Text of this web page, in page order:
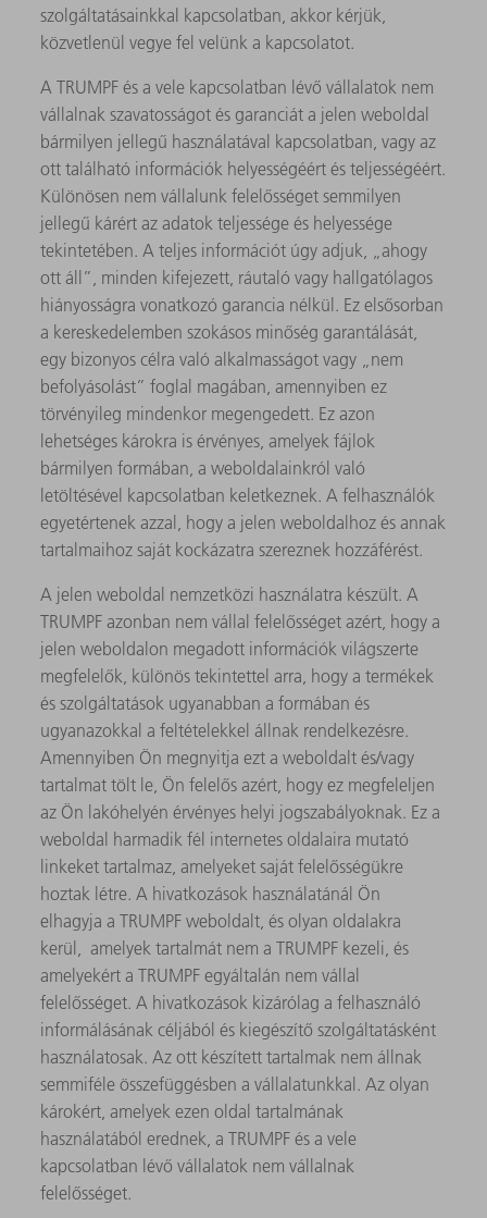
szolgáltatásainkkal kapcsolatban, akkor kérjük,
közvetlenül vegye fel velünk a kapcsolatot.
A TRUMPF és a vele kapcsolatban lévő vállalatok nem
vállalnak szavatosságot és garanciát a jelen weboldal
bármilyen jellegű használatával kapcsolatban, vagy az
ott található információk helyességéért és teljességéért.
Különösen nem vállalunk felelősséget semmilyen
jellegű kárért az adatok teljessége és helyessége
tekintetében. A teljes információt úgy adjuk, „ahogy
ott áll”, minden kifejezett, ráutaló vagy hallgatólagos
hiányosságra vonatkozó garancia nélkül. Ez elsősorban
a kereskedelemben szokásos minőség garantálását,
egy bizonyos célra való alkalmasságot vagy „nem
befolyásolást” foglal magában, amennyiben ez
törvényileg mindenkor megengedett. Ez azon
lehetséges károkra is érvényes, amelyek fájlok
bármilyen formában, a weboldalainkról való
letöltésével kapcsolatban keletkeznek. A felhasználók
egyetértenek azzal, hogy a jelen weboldalhoz és annak
tartalmaihoz saját kockázatra szereznek hozzáférést.
A jelen weboldal nemzetközi használatra készült. A
TRUMPF azonban nem vállal felelősséget azért, hogy a
jelen weboldalon megadott információk világszerte
megfelelők, különös tekintettel arra, hogy a termékek
és szolgáltatások ugyanabban a formában és
ugyanazokkal a feltételekkel állnak rendelkezésre.
Amennyiben Ön megnyitja ezt a weboldalt és/vagy
tartalmat tölt le, Ön felelős azért, hogy ez megfeleljen
az Ön lakóhelyén érvényes helyi jogszabályoknak. Ez a
weboldal harmadik fél internetes oldalaira mutató
linkeket tartalmaz, amelyeket saját felelősségükre
hoztak létre. A hivatkozások használatánál Ön
elhagyja a TRUMPF weboldalt, és olyan oldalakra
kerül, amelyek tartalmát nem a TRUMPF kezeli, és
amelyekért a TRUMPF egyáltalán nem vállal
felelősséget. A hivatkozások kizárólag a felhasználó
informálásának céljából és kiegészítő szolgáltatásként
használatosak. Az ott készített tartalmak nem állnak
semmiféle összefüggésben a vállalatunkkal. Az olyan
károkért, amelyek ezen oldal tartalmának
használatából erednek, a TRUMPF és a vele
kapcsolatban lévő vállalatok nem vállalnak
felelősséget.